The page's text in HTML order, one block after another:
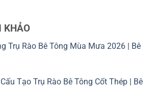
KHẢO
Trụ Rào Bê Tông Mùa Mưa 2026 | Bê
Tạo Trụ Rào Bê Tông Cốt Thép | Bê